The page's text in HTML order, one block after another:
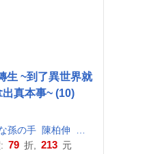
生 ~到了異世界就
出真本事~ (10)
孫の手 陳柏伸
79 折, 213 元